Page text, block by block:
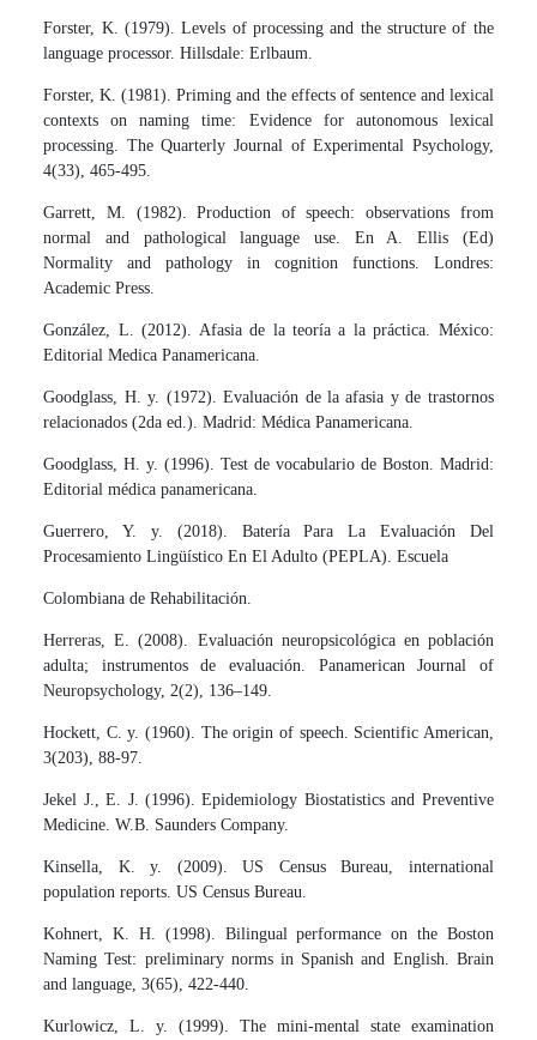
Forster, K. (1979). Levels of processing and the structure of the
language processor. Hillsdale: Erlbaum.
Forster, K. (1981). Priming and the effects of sentence and lexical
contexts on naming time: Evidence for autonomous lexical
processing. The Quarterly Journal of Experimental Psychology,
4(33), 465-495.
Garrett, M. (1982). Production of speech: observations from
normal and pathological language use. En A. Ellis (Ed)
Normality and pathology in cognition functions. Londres:
Academic Press.
González, L. (2012). Afasia de la teoría a la práctica. México:
Editorial Medica Panamericana.
Goodglass, H. y. (1972). Evaluación de la afasia y de trastornos
relacionados (2da ed.). Madrid: Médica Panamericana.
Goodglass, H. y. (1996). Test de vocabulario de Boston. Madrid:
Editorial médica panamericana.
Guerrero, Y. y. (2018). Batería Para La Evaluación Del
Procesamiento Lingüístico En El Adulto (PEPLA). Escuela
Colombiana de Rehabilitación.
Herreras, E. (2008). Evaluación neuropsicológica en población
adulta; instrumentos de evaluación. Panamerican Journal of
Neuropsychology, 2(2), 136–149.
Hockett, C. y. (1960). The origin of speech. Scientific American,
3(203), 88-97.
Jekel J., E. J. (1996). Epidemiology Biostatistics and Preventive
Medicine. W.B. Saunders Company.
Kinsella, K. y. (2009). US Census Bureau, international
population reports. US Census Bureau.
Kohnert, K. H. (1998). Bilingual performance on the Boston
Naming Test: preliminary norms in Spanish and English. Brain
and language, 3(65), 422-440.
Kurlowicz, L. y. (1999). The mini-mental state examination